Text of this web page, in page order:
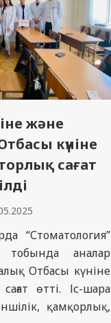
және
күніне
сағат
“Стоматология”
аналар
Отбасы күніне
өтті. Іс-шара
қамқорлық,